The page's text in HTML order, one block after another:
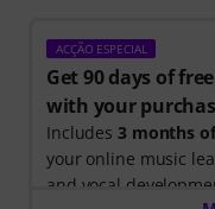
ACÇÃO ESPECIAL
Get 90 days of
with your
Includes3 months
your online music
and vocal